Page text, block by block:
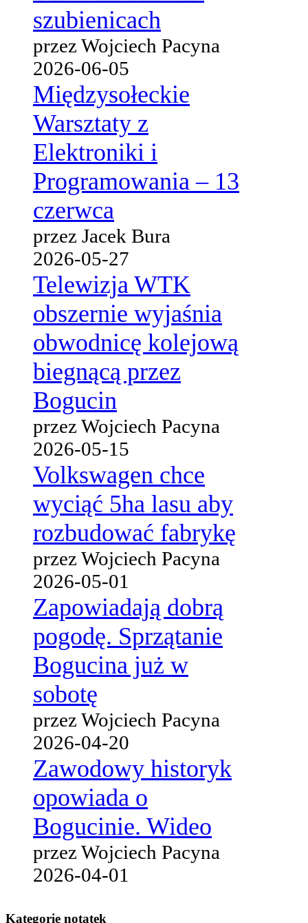
szubienicach
przez Wojciech Pacyna
2026-06-05
Międzysołeckie
Warsztaty z
Elektroniki i
Programowania – 13
czerwca
przez Jacek Bura
2026-05-27
Telewizja WTK
obszernie wyjaśnia
obwodnicę kolejową
biegnącą przez
Bogucin
przez Wojciech Pacyna
2026-05-15
Volkswagen chce
wyciąć 5ha lasu aby
rozbudować fabrykę
przez Wojciech Pacyna
2026-05-01
Zapowiadają dobrą
pogodę. Sprzątanie
Bogucina już w
sobotę
przez Wojciech Pacyna
2026-04-20
Zawodowy historyk
opowiada o
Bogucinie. Wideo
przez Wojciech Pacyna
2026-04-01
Kategorie notatek